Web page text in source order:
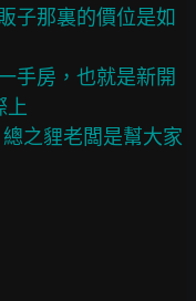
子那裏的價位是如
手房，也就是新開
上
之貍老闆是幫大家